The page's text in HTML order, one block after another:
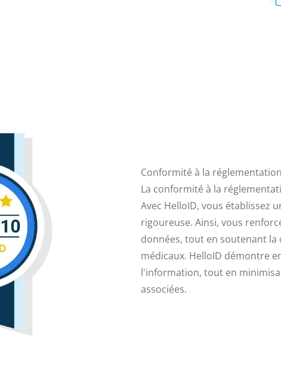
Conformité à la réglementation
La conformité à la
Avec HelloID, vous établissez
rigoureuse. Ainsi, vous
données, tout en soutenant la
médicaux. HelloID démontre
l'information, tout en
associées.